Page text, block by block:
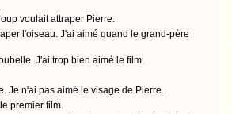
voulait attraper Pierre.
l'oiseau. J'ai aimé quand le grand-père
J'ai trop bien aimé le film.
Je n'ai pas aimé le visage de Pierre.
premier film.